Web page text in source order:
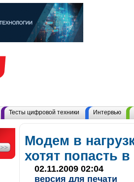
Тесты цифровой техники Интервью
Модем в
хотят попасть
02.11.2009 02:04
версия для печати